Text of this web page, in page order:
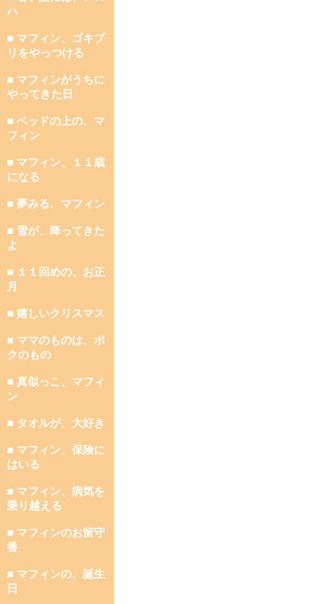
ハ
■ マフィン、ゴキブ
リをやっつける
■ マフィンがうちに
やってきた日
■ ベッドの上の、マ
フィン
■ マフィン、１１歳
になる
■ 夢みる、マフィン
■ 雪が、降ってきた
よ
■ １１回めの、お正
月
■ 嬉しいクリスマス
■ ママのものは、ボ
クのもの
■ 真似っこ、マフィ
ン
■ タオルが、大好き
■ マフィン、保険に
はいる
■ マフィン、病気を
乗り越える
■ マフィンのお留守
番
■ マフィンの、誕生
日